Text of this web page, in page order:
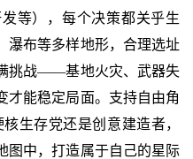
等），每个决策都关乎生
瀑布等多样地形，合理选址
挑战——基地火灾、武器失
能稳定局面。支持自由角
生存党还是创意建造者，
图中，打造属于自己的星际